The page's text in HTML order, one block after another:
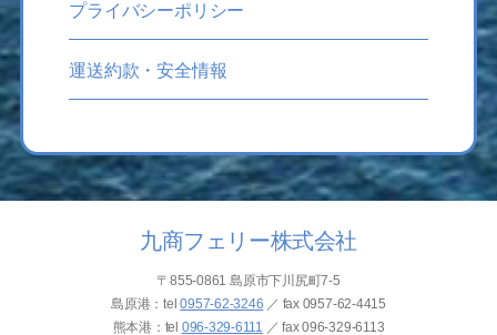
プライバシーポリシー
運送約款・安全情報
九商フェリー株式会社
〒855-0861 島原市下川尻町7-5
島原港：tel0957-62-3246 ／ fax 0957-62-4415
熊本港：tel 096-329-6111 ／ fax096-329-6113